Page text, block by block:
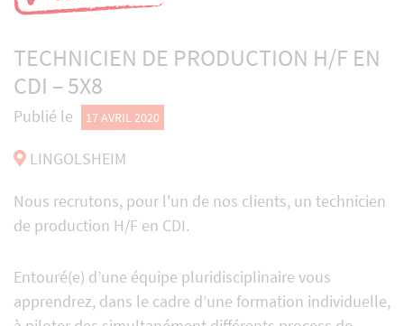
TECHNICIEN DE PRODUCTION H/F EN
CDI – 5X8
Publié le 17 AVRIL 2020
LINGOLSHEIM
Nous recrutons, pour l'un de nos clients, un technicien
de production H/F en CDI.
Entouré(e) d’une équipe pluridisciplinaire vous
apprendrez, dans le cadre d’une formation individuelle,